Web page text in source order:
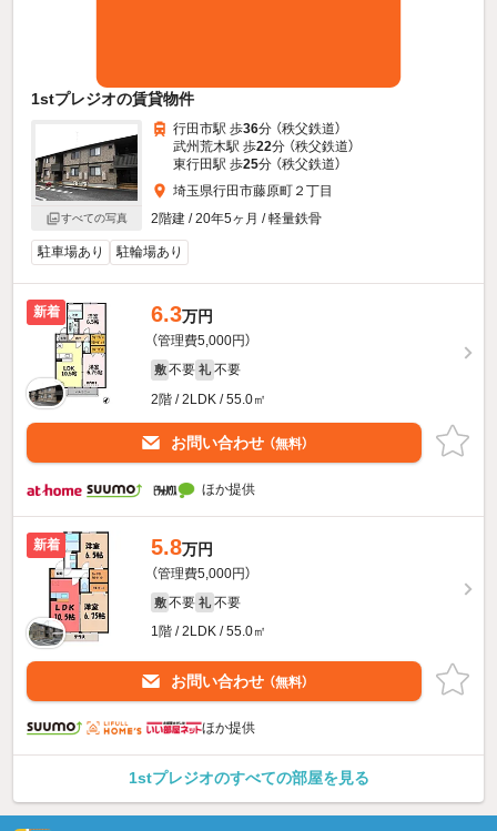
1stプレジオの賃貸物件
すべての写真
行田市駅 歩36分 （秩父鉄道）
武州荒木駅 歩22分 （秩父鉄道）
東行田駅 歩25分 （秩父鉄道）
埼玉県行田市藤原町２丁目
2階建 / 20年5ヶ月 / 軽量鉄骨
駐車場あり 駐輪場あり
新着 6.3万円
（管理費5,000円）
敷 不要 礼 不要
2階 / 2LDK / 55.0㎡
お問い合わせ （無料）
ほか提供
新着 5.8万円
（管理費5,000円）
敷 不要 礼 不要
1階 / 2LDK / 55.0㎡
お問い合わせ （無料）
ほか提供
1stプレジオのすべての部屋を見る